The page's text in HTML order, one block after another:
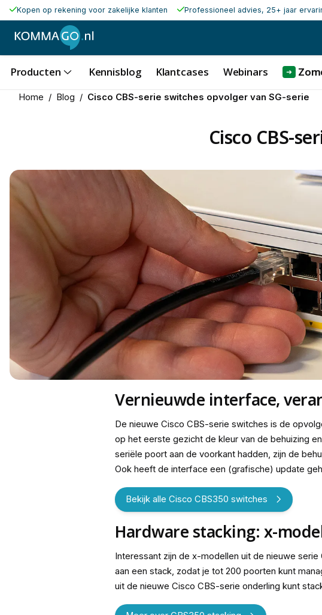
Kopen op rekening voor zakelijke klanten Professioneel advies, 25+ jaar
Producten Kennisblog Klantcases Webinars ➜
Home / Blog / Cisco CBS-serie switches opvolger van SG-serie
Cisco CBS-
Vernieuwde interface,
De nieuwe Cisco CBS-serie switches is de
op het eerste gezicht de kleur van de behuizing
seriële poort aan de voorkant hadden, zijn de
Ook heeft de interface een (grafische) update
Bekijk alle Cisco CBS350 switches
Hardware stacking: x-
Interessant zijn de x-modellen uit de nieuwe
aan een stack, zodat je tot 200 poorten kunt
uit de nieuwe Cisco CBS-serie onderling kunt